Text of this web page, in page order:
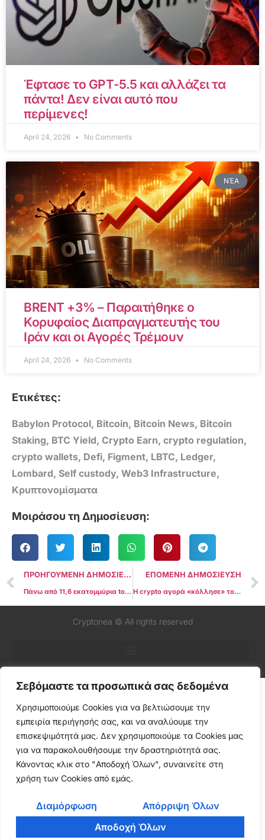
Σεβόμαστε τα προσωπικά σας δεδομένα
Χρησιμοποιούμε Cookies για να βελτιώσουμε την
εμπειρία περιήγησής σας, και να αναλύουμε την
επισκεψιμότητά μας. Δεν χρησιμοποιούμε τα Cookies μας
για να παρακολουθήσουμε την δραστηριότητά σας.
Κάνοντας κλικ στο "Αποδοχή Όλων", συναινείτε στη
χρήση των Cookies από εμάς.
Διαμόρφωση
Απόρριψη Όλων
Αποδοχή Όλων
Έφτασε το GPT-5.5 και αλλάζει τα
πάντα! Δεν είναι αυτό που
περίμενες!
April 24, 2026 No Comments
ΝΈΑ
BRENT +3% – Παραιτήθηκε ο
Κορυφαίος Διαπραγματευτής του
Ιράν και οι Αγορές Τρέμουν
April 24, 2026 No Comments
Ετικέτες:
Babylon Protocol, Bitcoin, Bitcoin News, Bitcoin
Staking, BTC Yield, Crypto Earn, crypto regulation,
crypto wallets, Defi, Figment, LBTC, Ledger,
Lombard, Self custody, Web3 Infrastructure,
Κρυπτονομίσματα
Μοιράσου τη Δημοσίευση:
ΠΡΟΗΓΟΥΜΕΝΗ ΔΗΜΟΣΙΕΥΣΗ
Πάνω από 11,6 εκατομμύρια tokens «πέθαναν» μέσα στο 2025
ΕΠΟΜΕΝΗ ΔΗΜΟΣΙΕΥΣΗ
Η crypto αγορά «κόλλησε» το 2025 – Οι 3 καταλύτες που μπορεί να αλλάξουν τα πάντα το 2026
Cryptonea © All rights reserved